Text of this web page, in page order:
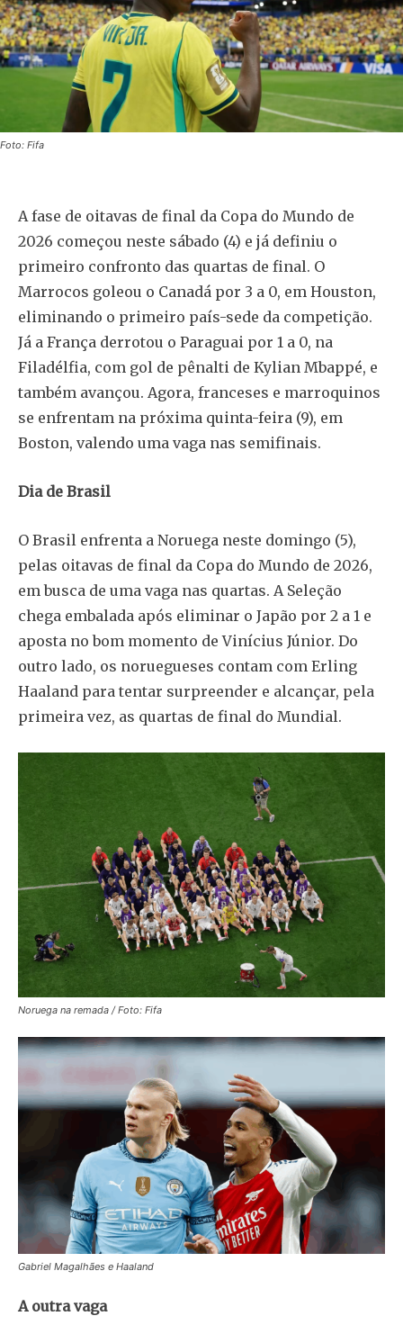
Foto: Fifa
A fase de oitavas de final da Copa do Mundo de
2026 começou neste sábado (4) e já definiu o
primeiro confronto das quartas de final. O
Marrocos goleou o Canadá por 3 a 0, em Houston,
eliminando o primeiro país-sede da competição.
Já a França derrotou o Paraguai por 1 a 0, na
Filadélfia, com gol de pênalti de Kylian Mbappé, e
também avançou. Agora, franceses e marroquinos
se enfrentam na próxima quinta-feira (9), em
Boston, valendo uma vaga nas semifinais.
Dia de Brasil
O Brasil enfrenta a Noruega neste domingo (5),
pelas oitavas de final da Copa do Mundo de 2026,
em busca de uma vaga nas quartas. A Seleção
chega embalada após eliminar o Japão por 2 a 1 e
aposta no bom momento de Vinícius Júnior. Do
outro lado, os noruegueses contam com Erling
Haaland para tentar surpreender e alcançar, pela
primeira vez, as quartas de final do Mundial.
Noruega na remada / Foto: Fifa
Gabriel Magalhães e Haaland
A outra vaga